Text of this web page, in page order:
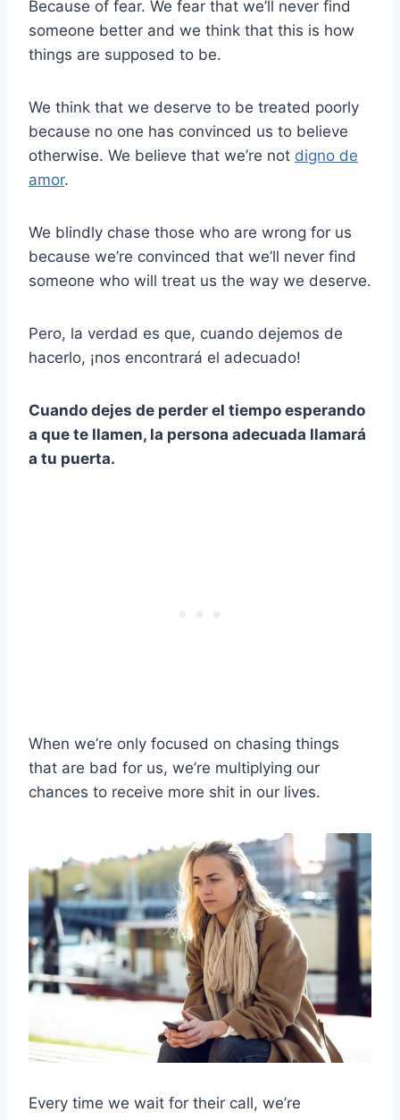
Because of fear. We fear that we’ll never find
someone better and we think that this is how
things are supposed to be.
We think that we deserve to be treated poorly
because no one has convinced us to believe
otherwise. We believe that we’re not digno de
amor.
We blindly chase those who are wrong for us
because we’re convinced that we’ll never find
someone who will treat us the way we deserve.
Pero, la verdad es que, cuando dejemos de
hacerlo, ¡nos encontrará el adecuado!
Cuando dejes de perder el tiempo esperando
a que te llamen, la persona adecuada llamará
a tu puerta.
When we’re only focused on chasing things
that are bad for us, we’re multiplying our
chances to receive more shit in our lives.
Every time we wait for their call, we’re